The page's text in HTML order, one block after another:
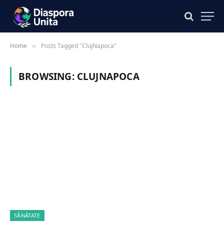
Home » Posts Tagged "ClujNapoca"
BROWSING: CLUJNAPOCA
SĂNĂTATE